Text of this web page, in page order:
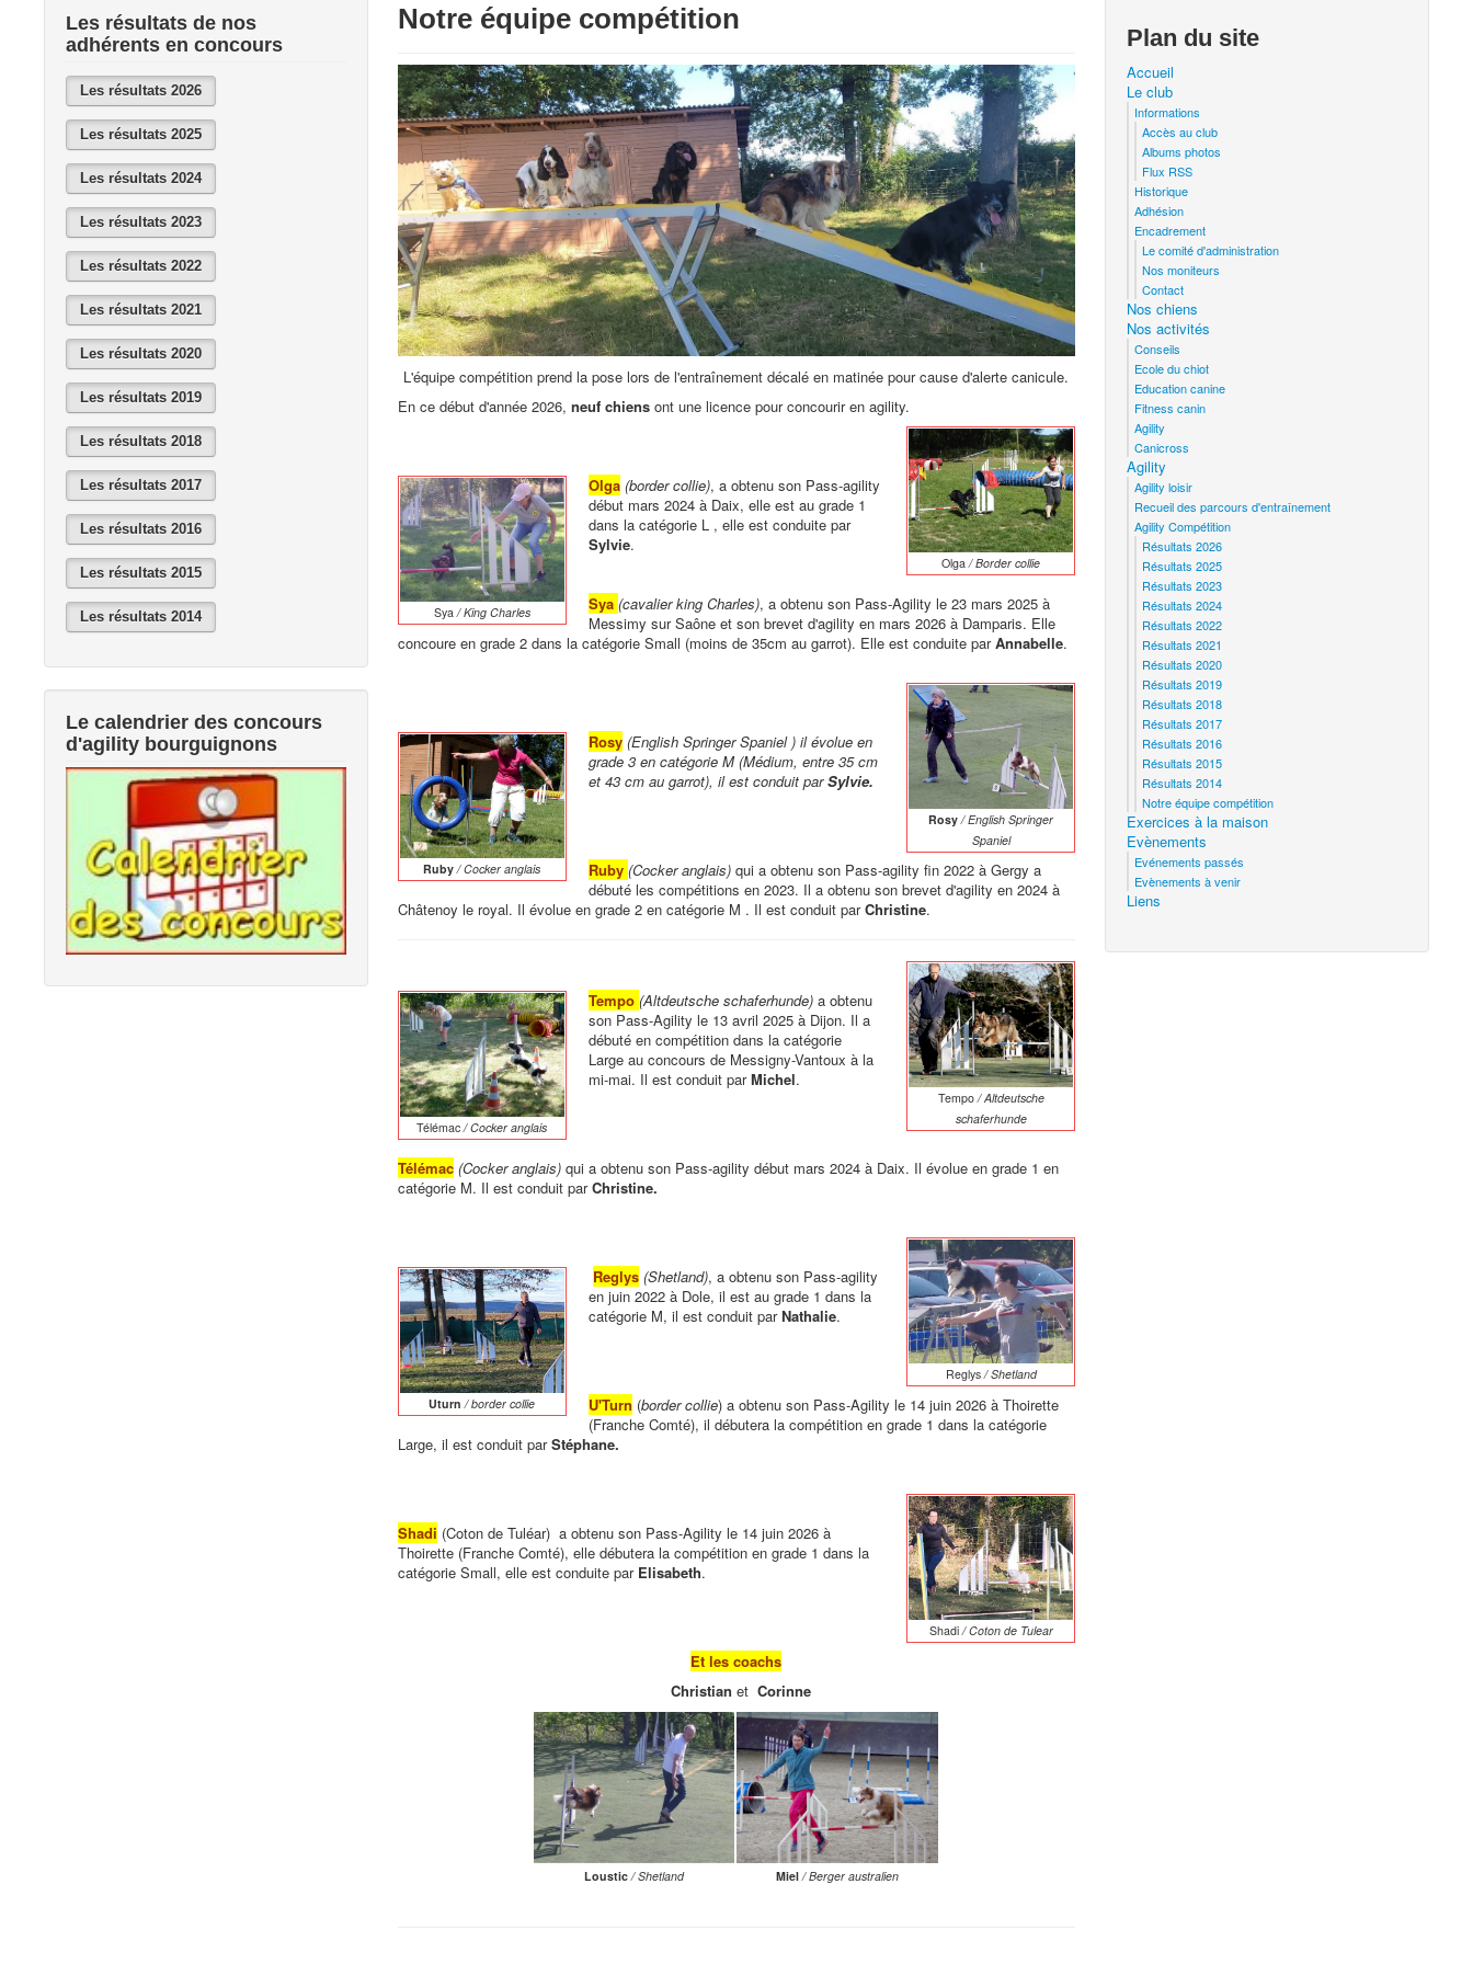
Les résultats de nos
adhérents en concours
Les résultats 2026
Les résultats 2025
Les résultats 2024
Les résultats 2023
Les résultats 2022
Les résultats 2021
Les résultats 2020
Les résultats 2019
Les résultats 2018
Les résultats 2017
Les résultats 2016
Les résultats 2015
Les résultats 2014
Le calendrier des concours
d'agility bourguignons
Notre équipe compétition
L'équipe compétition prend la pose lors de l'entraînement décalé en matinée pour cause d'alerte canicule.
En ce début d'année 2026, neuf chiensont une licence pour concourir en agility.
Olga / Border collie
Sya / King Charles
Olga (border collie), a obtenu son Pass-agility
début mars 2024 à Daix, elle est au grade 1
dans la catégorie L , elle est conduite par
Sylvie.
Sya (cavalier king Charles), a obtenu son Pass-Agility le 23 mars 2025 à
Messimy sur Saône et son brevet d'agility en mars 2026 à Damparis. Elle
concoure en grade 2 dans la catégorie Small (moins de 35cm au garrot). Elle est conduite parAnnabelle.
Rosy /English Springer
Spaniel
Ruby / Cocker anglais
Rosy (English Springer Spaniel ) il évolue en
grade 3 en catégorie M (Médium, entre 35 cm
et 43 cm au garrot), il est conduit parSylvie.
Ruby (Cocker anglais)qui a obtenu son Pass-agility fin 2022 à Gergy a
débuté les compétitions en 2023. Il a obtenu son brevet d'agility en 2024 à
Châtenoy le royal. Il évolue en grade 2 en catégorie M . Il est conduit parChristine.
Tempo/ Altdeutsche
schaferhunde
Télémac / Cocker anglais
Tempo (Altdeutsche schaferhunde)a obtenu
son Pass-Agility le 13 avril 2025 à Dijon. Il a
débuté en compétition dans la catégorie
Large au concours de Messigny-Vantoux à la
mi-mai. Il est conduit parMichel.
Télémac (Cocker anglais) qui a obtenu son Pass-agility début mars 2024 à Daix. Il évolue en grade 1 en
catégorie M. Il est conduit parChristine.
Reglys/ Shetland
Uturn / border collie
Reglys (Shetland), a obtenu son Pass-agility
en juin 2022 à Dole, il est au grade 1 dans la
catégorie M, il est conduit parNathalie.
U'Turn (border collie) a obtenu son Pass-Agility le 14 juin 2026 à Thoirette
(Franche Comté), il débutera la compétition en grade 1 dans la catégorie
Large, il est conduit parStéphane.
Shadi/ Coton de Tulear
Shadi (Coton de Tuléar) a obtenu son Pass-Agility le 14 juin 2026 à
Thoirette (Franche Comté), elle débutera la compétition en grade 1 dans la
catégorie Small, elle est conduite par Elisabeth.
Et les coachs
Christian et Corinne
Loustic/ Shetland Miel/ Berger australien
Plan du site
Accueil
Le club
Informations
Accès au club
Albums photos
Flux RSS
Historique
Adhésion
Encadrement
Le comité d'administration
Nos moniteurs
Contact
Nos chiens
Nos activités
Conseils
Ecole du chiot
Education canine
Fitness canin
Agility
Canicross
Agility
Agility loisir
Recueil des parcours d'entraînement
Agility Compétition
Résultats 2026
Résultats 2025
Résultats 2023
Résultats 2024
Résultats 2022
Résultats 2021
Résultats 2020
Résultats 2019
Résultats 2018
Résultats 2017
Résultats 2016
Résultats 2015
Résultats 2014
Notre équipe compétition
Exercices à la maison
Evènements
Evénements passés
Evènements à venir
Liens